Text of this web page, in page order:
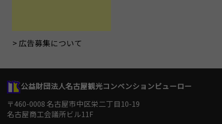
広告募集について
公益財団法人名古屋観光コンベンションビューロー
〒460-0008 名古屋市中区栄二丁目10-19
名古屋商工会議所ビル11F